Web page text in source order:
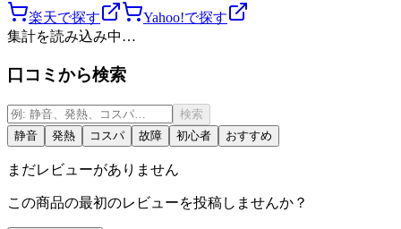
楽天で探す
Yahoo!で探す
集計を読み込み中…
口コミから検索
検索
静音
発熱 コスパ 故障 初心者 おすすめ
まだレビューがありません
この商品の最初のレビューを投稿しませんか？